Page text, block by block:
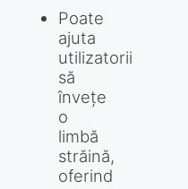
Poate
ajuta
utilizatorii
să
învețe
o
limbă
străină,
oferind